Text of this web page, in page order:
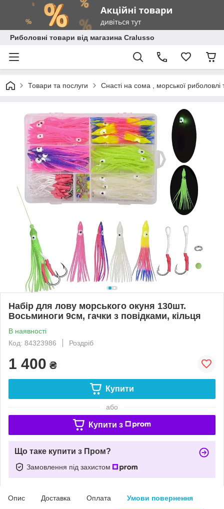
Риболовні товари від магазина Cralusso
Товари та послуги Снасті на сома , морської риболовлі
Набір для лову морського окуня 130шт.
Восьминоги 9см, гачки з повідками, кільця
В наявності
Код: 84323986
Роздріб
1 400 ₴
Купити
або
Купити з
Що таке купити з Пром?
Замовлення під захистом
Опис Доставка Оплата Умови повернення